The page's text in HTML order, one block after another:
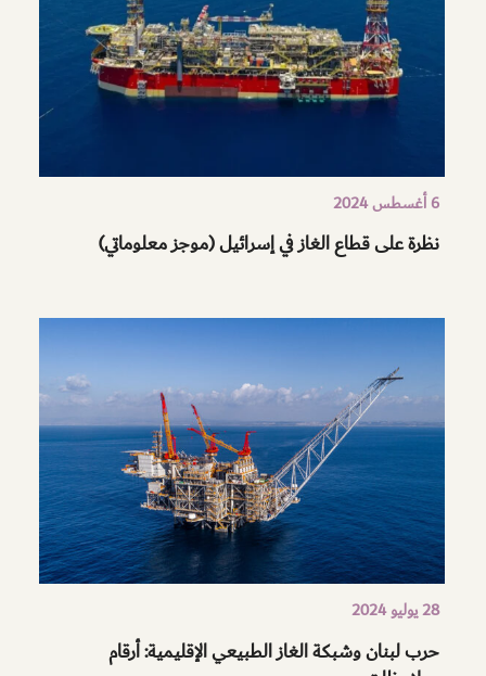
6 أغسطس 2024
نظرة على قطاع الغاز في إسرائيل (موجز معلوماتي)
28 يوليو 2024
حرب لبنان وشبكة الغاز الطبيعي الإقليمية: أرقام